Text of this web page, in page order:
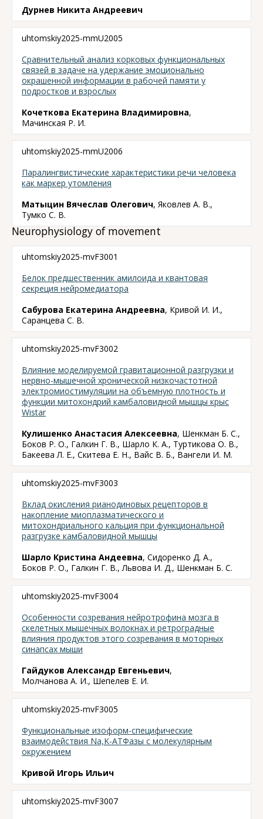
Дурнев Никита Андреевич
uhtomskiy2025-mmU2005
Сравнительный анализ корковых функциональных
связей в задаче на удержание эмоционально
окрашенной информации в рабочей памяти у
подростков и взрослых
Кочеткова Екатерина Владимировна,
Мачинская Р. И.
uhtomskiy2025-mmU2006
Паралингвистические характеристики речи человека
как маркер утомления
Матыцин Вячеслав Олегович, Яковлев А. В.,
Тумко С. В.
Neurophysiology of movement
uhtomskiy2025-mvF3001
Белок предшественник амилоида и квантовая
секреция нейромедиатора
Сабурова Екатерина Андреевна, Кривой И. И.,
Саранцева С. В.
uhtomskiy2025-mvF3002
Влияние моделируемой гравитационной разгрузки и
нервно-мышечной хронической низкочастотной
электромиостимуляции на объемную плотность и
функции митохондрий камбаловидной мышцы крыс
Wistar
Кулишенко Анастасия Алексеевна, Шенкман Б. С.,
Боков Р. О., Галкин Г. В., Шарло К. А., Туртикова О. В.,
Бакеева Л. Е., Скитева Е. Н., Вайс В. Б., Вангели И. М.
uhtomskiy2025-mvF3003
Вклад окисления рианодиновых рецепторов в
накопление миоплазматического и
митохондриального кальция при функциональной
разгрузке камбаловидной мышцы
Шарло Кристина Андеевна, Сидоренко Д. А.,
Боков Р. О., Галкин Г. В., Львова И. Д., Шенкман Б. С.
uhtomskiy2025-mvF3004
Особенности созревания нейротрофина мозга в
скелетных мышечных волокнах и ретроградные
влияния продуктов этого созревания в моторных
синапсах мыши
Гайдуков Александр Евгеньевич,
Молчанова А. И., Шепелев Е. И.
uhtomskiy2025-mvF3005
Функциональные изоформ-специфические
взаимодействия Na,K-АТФазы с молекулярным
окружением
Кривой Игорь Ильич
uhtomskiy2025-mvF3007